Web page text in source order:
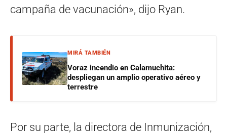
campaña de vacunación», dijo Ryan.
MIRÁ TAMBIÉN
Voraz incendio en Calamuchita:
despliegan un amplio operativo aéreo y
terrestre
Por su parte, la directora de Inmunización,